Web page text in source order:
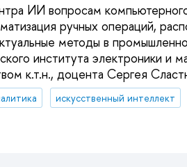
ИИ вопросам
ручных операций,
методы в
института электроники
к.т.н., доцента Сергея
искусственный интеллект